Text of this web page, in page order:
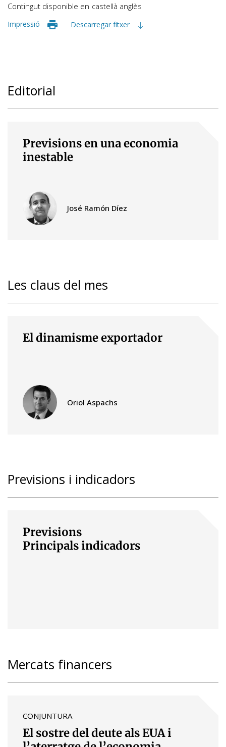
Contingut disponible en castellà anglès
Impressió Descarregar fitxer
Editorial
Previsions en una economia
inestable
José Ramón Díez
Les claus del mes
El dinamisme exportador
Oriol Aspachs
Previsions i indicadors
Previsions
Principals indicadors
Mercats financers
CONJUNTURA
El sostre del deute als EUA i